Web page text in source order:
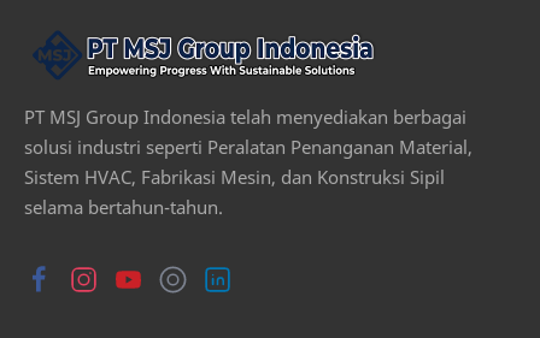
PT MSJ Group Indonesia telah menyediakan berbagai
solusi industri seperti Peralatan Penanganan Material,
Sistem HVAC, Fabrikasi Mesin, dan Konstruksi Sipil
selama bertahun-tahun.